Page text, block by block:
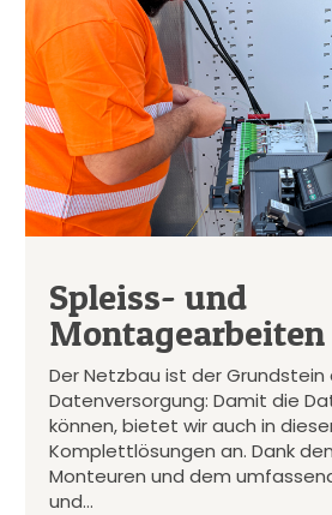
Spleiss- und
Montagearbeiten
Der Netzbau ist der
Datenversorgung: Damit die
können, bietet wir auch in
Komplettlösungen an. Dank
Monteuren und dem
und…